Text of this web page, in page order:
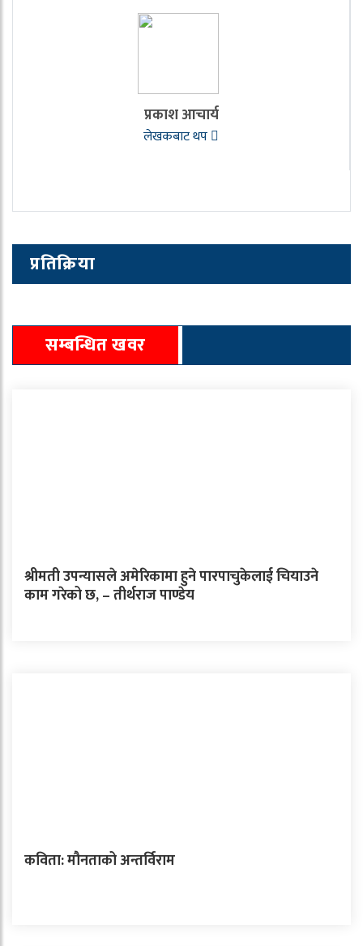
प्रकाश आचार्य
लेखकबाट थप
प्रतिक्रिया
सम्बन्धित खवर
श्रीमती उपन्यासले अमेरिकामा हुने पारपाचुकेलाई चियाउने
काम गरेको छ, – तीर्थराज पाण्डेय
कविता: मौनताको अन्तर्विराम